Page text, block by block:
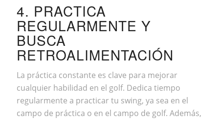
4. PRACTICA
REGULARMENTE Y
BUSCA
RETROALIMENTACIÓN
La práctica constante es clave para mejorar
cualquier habilidad en el golf. Dedica tiempo
regularmente a practicar tu swing, ya sea en el
campo de práctica o en el campo de golf. Además,